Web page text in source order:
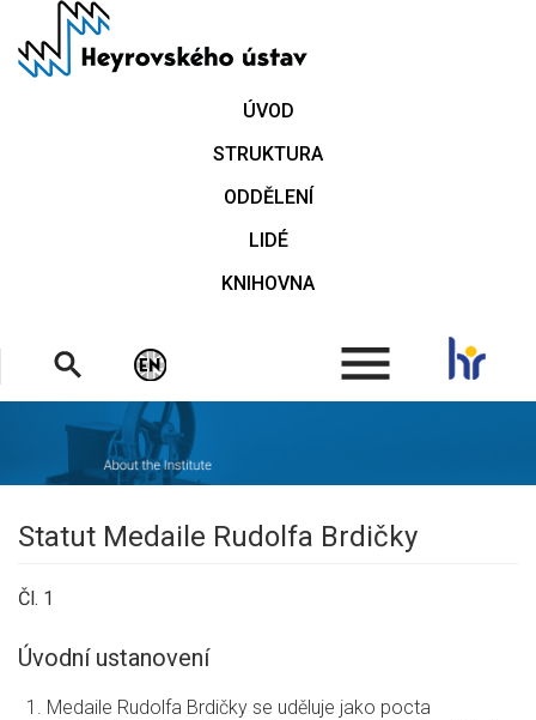
hlavnímu
ÚVOD
STRUKTURA
ODDĚLENÍ
LIDÉ
KNIHOVNA
.
Statut Medaile Rudolfa Brdičky
Čl. 1
Úvodní ustanovení
Medaile Rudolfa Brdičky se uděluje jako pocta